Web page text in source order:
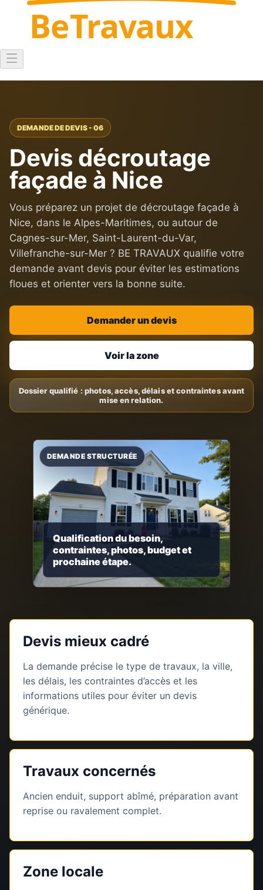
BeTravaux
DEMANDE DE DEVIS - 06
Devis décroutage
façade à Nice
Vous préparez un projet de décroutage façade à
Nice, dans le Alpes-Maritimes, ou autour de
Cagnes-sur-Mer, Saint-Laurent-du-Var,
Villefranche-sur-Mer ? BE TRAVAUX qualifie votre
demande avant devis pour éviter les estimations
floues et orienter vers la bonne suite.
Demander un devis
Voir la zone
Qualification du besoin,
contraintes, photos, budget et
prochaine étape.
Devis mieux cadré
La demande précise le type de travaux, la ville,
les délais, les contraintes d’accès et les
informations utiles pour éviter un devis
générique.
Travaux concernés
Ancien enduit, support abîmé, préparation avant
reprise ou ravalement complet.
Zone locale